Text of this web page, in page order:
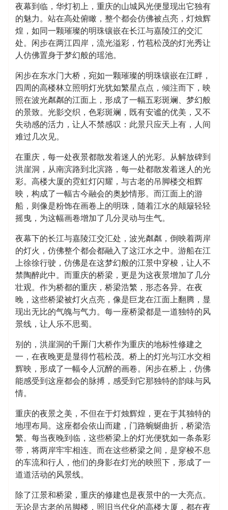
夜幕到临，华灯初上，重庆的山城风光便显现出它独有
的魅力。站在高处俯瞰，整个都会仿佛被点亮，灯烛辉
煌，如同一颗璀璨的明珠镶嵌在长江与嘉陵江的交汇
处。闲步在两江四岸，流光溢彩，竹苞松茂的灯光秀让
人仿佛置身于梦幻般的瑶池。
闲步在东水门大桥，宛如一颗璀璨的明珠镶嵌在江畔，
四周的高楼林立照明灯光犹如繁星点点，倾注而下，映
照在波光粼粼的江面上，形成了一幅五彩斑斓、梦幻般
的景致。光影交织，色彩斑斓，既有安谧的优美，又不
失动感的活力，让人不禁感叹：此景只应天上有，人间
难过几次见。
在重庆，每一处夜景都散发着迷人的光彩。从解放碑到
洪崖洞，从南滨路到北滨路，每一处都散发着迷人的光
彩。高楼大厦的霓虹灯闪耀，与古老的吊脚楼交相辉
映，构成了一幅古今融会的奥妙情形。而江面上的游
船，则像是粉饰在画卷上的明珠，随着江水的颠簸轻轻
摇曳，为这幅画卷增加了几分灵动与生气。
夜幕下的长江与嘉陵江交汇处，波光粼粼，倒映着两岸
的灯火，仿佛整个都会都融入了这江水之中。游船在江
上徐徐行驶，仿佛是在这梦幻般的江景中穿梭，让人不
禁陶醉此中。而重庆的桥梁，更是为这夜景增加了几分
壮观。作为桥都的重庆，桥梁浩繁，形态各异。在夜
晚，这些桥梁被灯火点亮，像是巨龙在江面上翻腾，显
现出无比的气魄与气力。每一座桥梁都是一道独特的风
景线，让人乐不思蜀。
别的，洪崖洞的千厮门大桥作为重庆的地标性修建之
一，在夜晚更是显得竹苞松茂。桥上的灯光与江水交相
辉映，形成了一幅令人沉醉的画卷。闲步在桥上，仿佛
能感受到这座都会的脉搏，感受到它那独特的韵味与风
情。
重庆的夜景之美，不但在于灯烛辉煌，更在于其独特的
地理布局。这座都会依山而建，门路蜿蜒曲折，桥梁浩
繁。每当夜晚到临，这些桥梁上的灯光便犹如一条条彩
带，将两岸牢牢相连。而在这些桥梁之间，是穿梭不息
的车流和行人，他们的身影在灯光的映照下，形成了一
道道活动的风景线。
除了江景和桥梁，重庆的修建也是夜景中的一大亮点。
无论是古老的吊脚楼，照旧当代化的高楼大厦，都在夜